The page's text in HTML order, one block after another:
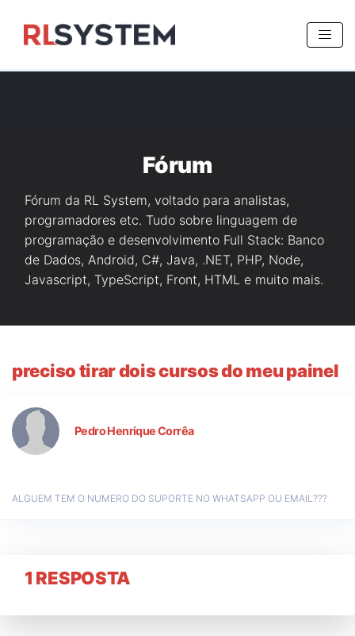
Fórum
Fórum da RL System, voltado para analistas,
programadores etc. Tudo sobre linguagem de
programação e desenvolvimento Full Stack: Banco
de Dados, Android, C#, Java, .NET, PHP, Node,
Javascript, TypeScript, Front, HTML e muito mais.
preciso tirar dois cursos do meu painel
Pedro Henrique Corrêa
ALGUEM TEM O NUMERO DO SUPORTE NO WHATSAPP OU EMAIL???
1 RESPOSTA